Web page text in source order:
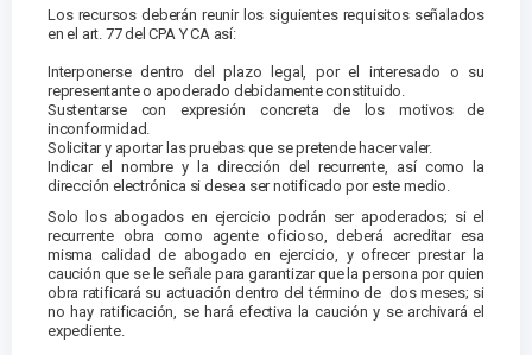
Los recursos deberán reunir los siguientes requisitos señalados
en el art. 77 del CPA Y CA así:
Interponerse dentro del plazo legal, por el interesado o su
representante o apoderado debidamente constituido.
Sustentarse con expresión concreta de los motivos de
inconformidad.
Solicitar y aportar las pruebas que se pretende hacer valer.
Indicar el nombre y la dirección del recurrente, así como la
dirección electrónica si desea ser notificado por este medio.
Solo los abogados en ejercicio podrán ser apoderados; si el
recurrente obra como agente oficioso, deberá acreditar esa
misma calidad de abogado en ejercicio, y ofrecer prestar la
caución que se le señale para garantizar que la persona por quien
obra ratificará su actuación dentro del término de dos meses; si
no hay ratificación, se hará efectiva la caución y se archivará el
expediente.